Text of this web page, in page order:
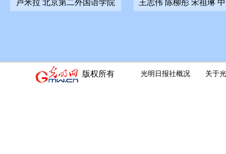
卢米拉 北京第二外国语学院
版权所有 光明日报社概况 关于